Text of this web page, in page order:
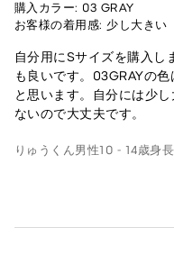
購入カラー: 03 GRAY
お客様の着用感: 少し大きい
自分用にSサイズを購入し
も良いです。03GRAYの
と思います。自分には少
ないので大丈夫です。
りゅうくん男性10 - 14歳身